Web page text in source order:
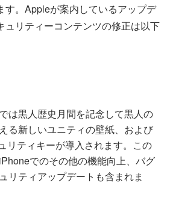
す。Appleが案内しているアップデ
ュリティーコンテンツの修正は以下
は黒人歴史月間を記念して黒人の
る新しいユニティの壁紙、および
リティキーが導入されます。この
でのその他の機能向上、バグ
リティアップデートも含まれま